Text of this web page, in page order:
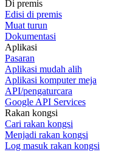
Di premis
Edisi di premis
Muat turun
Dokumentasi
Aplikasi
Pasaran
Aplikasi mudah alih
Aplikasi komputer meja
API/pengaturcara
Google API Services
Rakan kongsi
Cari rakan kongsi
Menjadi rakan kongsi
Log masuk rakan kongsi